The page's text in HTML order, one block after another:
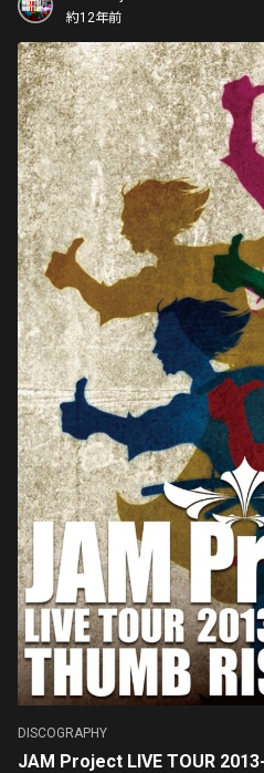
約12年前
DISCOGRAPHY
JAM Project LIVE TOUR